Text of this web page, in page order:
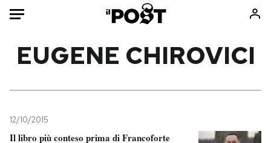
Mondo
Politica
Consumismi
EUGENE CHIROVICI
12/10/2015
Il libro più conteso prima di Francoforte